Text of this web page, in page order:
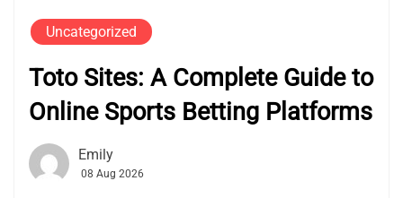
Uncategorized
Toto Sites: A Complete Guide to
Online Sports Betting Platforms
Emily
08 Aug 2026